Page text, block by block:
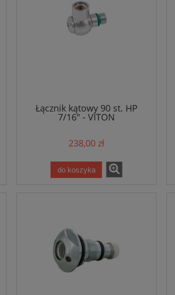
Łącznik kątowy 90 st. HP
7/16" - VITON
238,00 zł
do koszyka